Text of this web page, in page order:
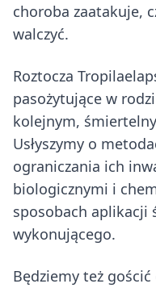
choroba zaatakuje,
walczyć.
Roztocza
pasożytujące w
kolejnym,
Usłyszymy o
ograniczania ich
biologicznymi i
sposobach aplikacji
wykonującego.
Będziemy też